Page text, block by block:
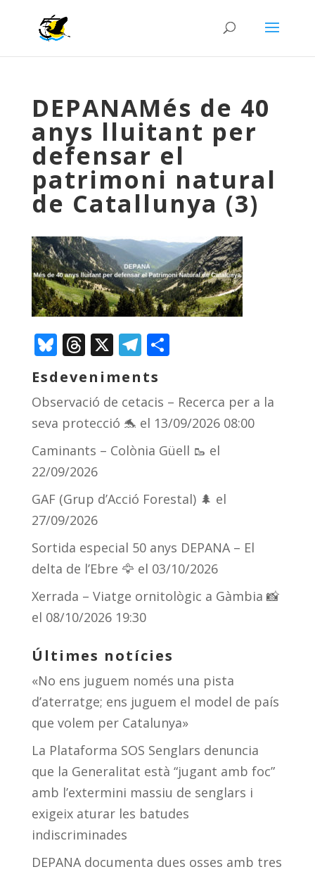
DEPANAMés de 40
anys lluitant per
defensar el
patrimoni natural
de Catallunya (3)
Bluesky
Threads
X Telegram
Comparteix
Esdeveniments
Observació de cetacis – Recerca per a la
seva protecció 🐬 el 13/09/2026 08:00
Caminants – Colònia Güell 🥾 el
22/09/2026
GAF (Grup d’Acció Forestal) 🌲 el
27/09/2026
Sortida especial 50 anys DEPANA – El
delta de l’Ebre 🦅 el 03/10/2026
Xerrada – Viatge ornitològic a Gàmbia 📸
el 08/10/2026 19:30
Últimes notícies
«No ens juguem només una pista
d’aterratge; ens juguem el model de país
que volem per Catalunya»
La Plataforma SOS Senglars denuncia
que la Generalitat està “jugant amb foc”
amb l’extermini massiu de senglars i
exigeix aturar les batudes
indiscriminades
DEPANA documenta dues osses amb tres